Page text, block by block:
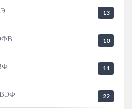
13
10
11
22